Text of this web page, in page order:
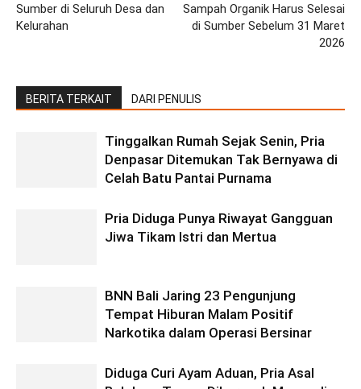
Sumber di Seluruh Desa dan
Kelurahan
Sampah Organik Harus Selesai
di Sumber Sebelum 31 Maret
2026
BERITA TERKAIT DARI PENULIS
Tinggalkan Rumah Sejak Senin, Pria
Denpasar Ditemukan Tak Bernyawa di
Celah Batu Pantai Purnama
Pria Diduga Punya Riwayat Gangguan
Jiwa Tikam Istri dan Mertua
BNN Bali Jaring 23 Pengunjung
Tempat Hiburan Malam Positif
Narkotika dalam Operasi Bersinar
Diduga Curi Ayam Aduan, Pria Asal